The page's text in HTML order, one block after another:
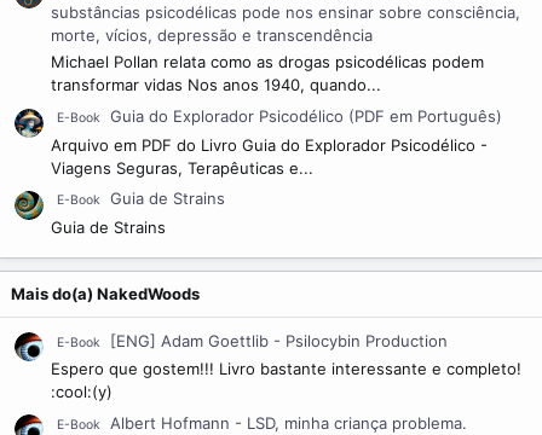
substâncias psicodélicas pode nos ensinar sobre consciência,
morte, vícios, depressão e transcendência
Michael Pollan relata como as drogas psicodélicas podem
transformar vidas Nos anos 1940, quando...
E-Book
Guia do Explorador Psicodélico (PDF em Português)
Arquivo em PDF do Livro Guia do Explorador Psicodélico -
Viagens Seguras, Terapêuticas e...
E-Book
Guia de Strains
Guia de Strains
Mais do(a) NakedWoods
E-Book
[ENG] Adam Goettlib - Psilocybin Production
Espero que gostem!!! Livro bastante interessante e completo!
:cool:(y)
E-Book
Albert Hofmann - LSD, minha criança problema.